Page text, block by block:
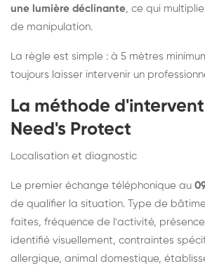
une lumière déclinante, ce qui
de manipulation.
La règle est simple : à 5 mètres
toujours laisser intervenir un
La méthode
Need's Protect
Localisation et diagnostic
Le premier échange téléphonique au
de qualifier la situation. Type de
faites, fréquence de l'activité, présence
identifié visuellement, contraintes
allergique, animal domestique,